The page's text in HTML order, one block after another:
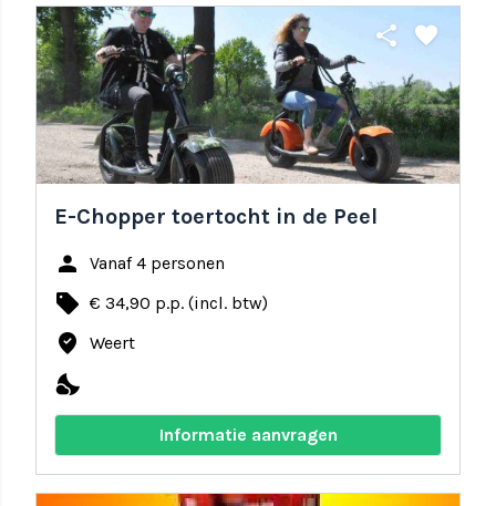
share favorite
E-Chopper toertocht in de Peel
person Vanaf 4 personen
local_offer € 34,90 p.p. (incl. btw)
where_to_vote Weert
nights_stay
Informatie aanvragen